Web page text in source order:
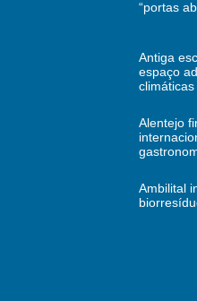
“portas
Antiga
espaço
climáticas
Alentejo
Ambilital